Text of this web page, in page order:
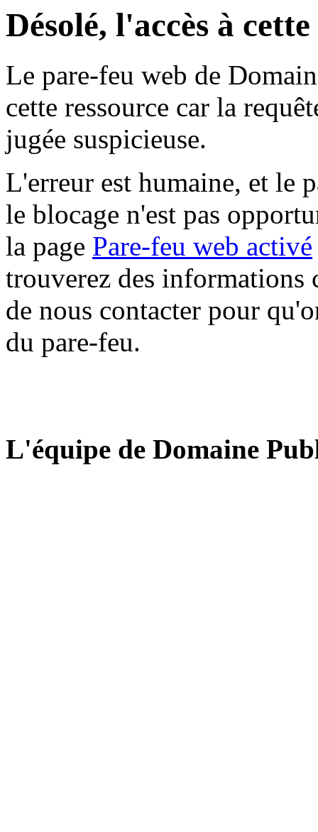
Désolé, l'accès à
Le pare-feu web de
cette ressource car la
jugée suspicieuse.
L'erreur est humaine, et le
le blocage n'est pas
la page Pare-feu web activé
trouverez des informations
de nous contacter pour
du pare-feu.
L'équipe de Domaine